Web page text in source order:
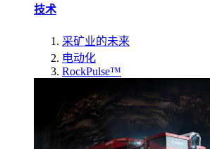
技术
采矿业的未来
电动化
RockPulse™